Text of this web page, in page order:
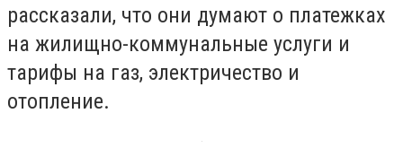
рассказали, что они думают о платежках
на жилищно-коммунальные услуги и
тарифы на газ, электричество и
отопление.